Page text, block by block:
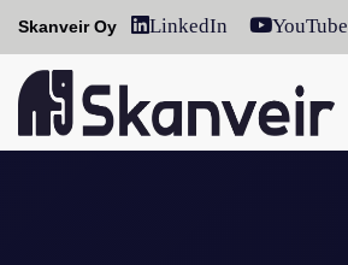
Skanveir Oy LinkedIn YouTube